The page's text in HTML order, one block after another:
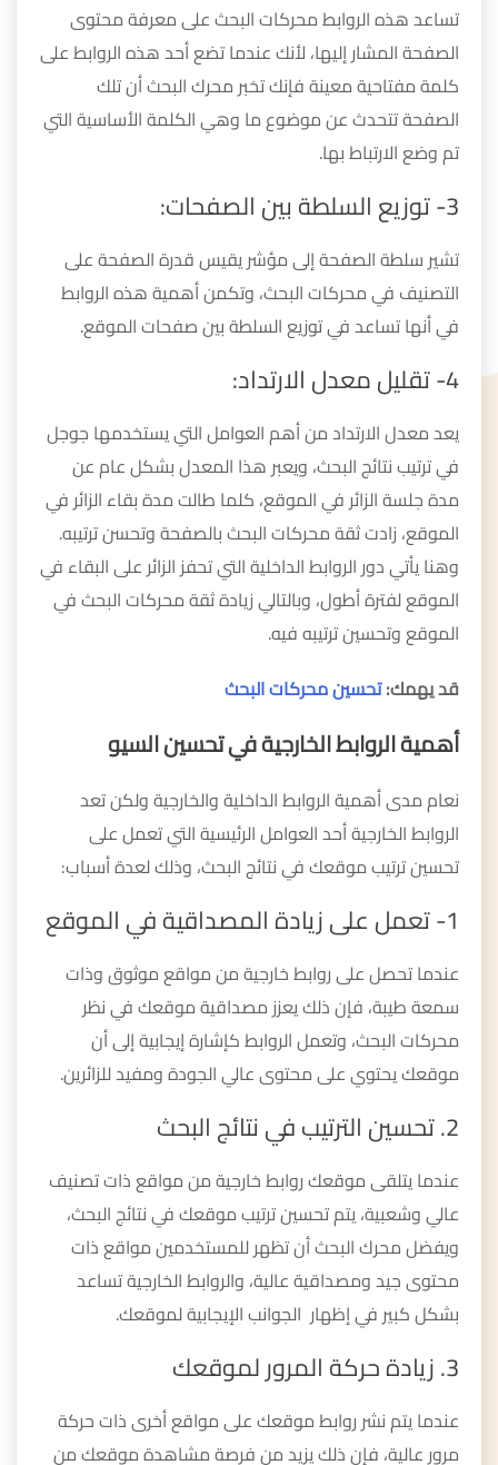
تساعد هذه الروابط محركات البحث على معرفة محتوى
الصفحة المشار إليها، لأنك عندما تضع أحد هذه الروابط على
كلمة مفتاحية معينة فإنك تخبر محرك البحث أن تلك
الصفحة تتحدث عن موضوع ما وهي الكلمة الأساسية التي
تم وضع الارتباط بها.
3- توزيع السلطة بين الصفحات:
تشير سلطة الصفحة إلى مؤشر يقيس قدرة الصفحة على
التصنيف في محركات البحث، وتكمن أهمية هذه الروابط
في أنها تساعد في توزيع السلطة بين صفحات الموقع.
4- تقليل معدل الارتداد:
يعد معدل الارتداد من أهم العوامل التي يستخدمها جوجل
في ترتيب نتائج البحث، ويعبر هذا المعدل بشكل عام عن
مدة جلسة الزائر في الموقع، كلما طالت مدة بقاء الزائر في
الموقع، زادت ثقة محركات البحث بالصفحة وتحسن ترتيبه.
وهنا يأتي دور الروابط الداخلية التي تحفز الزائر على البقاء في
الموقع لفترة أطول، وبالتالي زيادة ثقة محركات البحث في
الموقع وتحسين ترتيبه فيه.
قد يهمك:تحسين محركات البحث
أهمية الروابط الخارجية في تحسين السيو
نعام مدى أهمية الروابط الداخلية والخارجية ولكن تعد
الروابط الخارجية أحد العوامل الرئيسية التي تعمل على
تحسين ترتيب موقعك في نتائج البحث، وذلك لعدة أسباب:
1- تعمل على زيادة المصداقية في الموقع
عندما تحصل على روابط خارجية من مواقع موثوق وذات
سمعة طيبة، فإن ذلك يعزز مصداقية موقعك في نظر
محركات البحث، وتعمل الروابط كإشارة إيجابية إلى أن
موقعك يحتوي على محتوى عالي الجودة ومفيد للزائرين.
2. تحسين الترتيب في نتائج البحث
عندما يتلقى موقعك روابط خارجية من مواقع ذات تصنيف
عالي وشعبية، يتم تحسين ترتيب موقعك في نتائج البحث،
ويفضل محرك البحث أن تظهر للمستخدمين مواقع ذات
محتوى جيد ومصداقية عالية، والروابط الخارجية تساعد
بشكل كبير في إظهار الجوانب الإيجابية لموقعك.
3. زيادة حركة المرور لموقعك
عندما يتم نشر روابط موقعك على مواقع أخرى ذات حركة
مرور عالية، فإن ذلك يزيد من فرصة مشاهدة موقعك من